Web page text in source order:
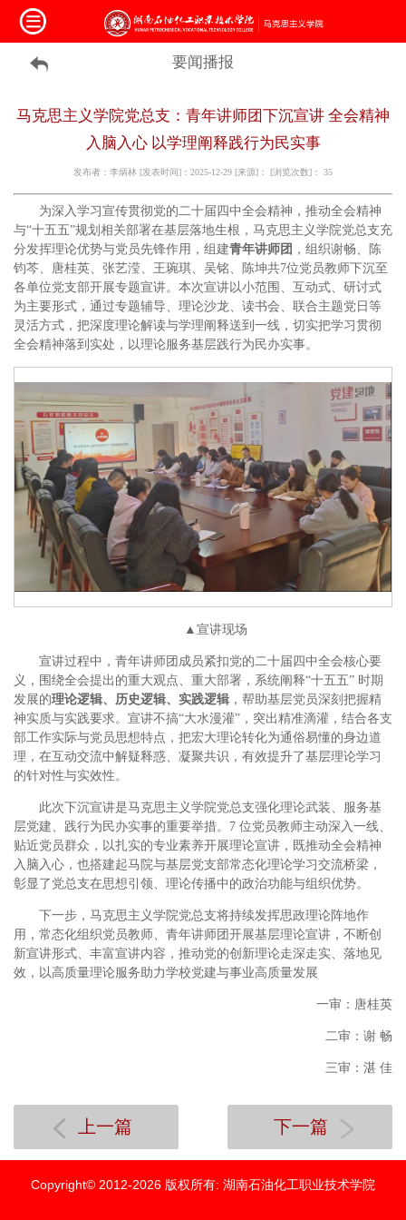
要闻播报
马克思主义学院党总支：青年讲师团下沉宣讲 全会精神
入脑入心 以学理阐释践行为民实事
发布者：李炳林 [发表时间]：2025-12-29 [来源]： [浏览次数]： 35
为深入学习宣传贯彻党的二十届四中全会精神，推动全会精神
与“十五五”规划相关部署在基层落地生根，马克思主义学院党总支充
分发挥理论优势与党员先锋作用，组建青年讲师团 ，组织谢畅、陈
钧芩、唐桂英、张艺滢、王琬琪、吴铭、陈坤共7位党员教师下沉至
各单位党支部开展专题宣讲。本次宣讲以小范围、互动式、研讨式
为主要形式，通过专题辅导、理论沙龙、读书会、联合主题党日等
灵活方式，把深度理论解读与学理阐释送到一线，切实把学习贯彻
全会精神落到实处，以理论服务基层践行为民办实事。
▲宣讲现场
宣讲过程中，青年讲师团成员紧扣党的二十届四中全会核心要
义，围绕全会提出的重大观点、重大部署，系统阐释“十五五” 时期
发展的理论逻辑、历史逻辑、实践逻辑 ，帮助基层党员深刻把握精
神实质与实践要求。宣讲不搞“大水漫灌”，突出精准滴灌，结合各支
部工作实际与党员思想特点，把宏大理论转化为通俗易懂的身边道
理，在互动交流中解疑释惑、凝聚共识，有效提升了基层理论学习
的针对性与实效性。
此次下沉宣讲是马克思主义学院党总支强化理论武装、服务基
层党建、践行为民办实事的重要举措。7 位党员教师主动深入一线、
贴近党员群众，以扎实的专业素养开展理论宣讲，既推动全会精神
入脑入心，也搭建起马院与基层党支部常态化理论学习交流桥梁，
彰显了党总支在思想引领、理论传播中的政治功能与组织优势。
下一步，马克思主义学院党总支将持续发挥思政理论阵地作
用，常态化组织党员教师、青年讲师团开展基层理论宣讲，不断创
新宣讲形式、丰富宣讲内容，推动党的创新理论走深走实、落地见
效，以高质量理论服务助力学校党建与事业高质量发展
一审：唐桂英
二审：谢 畅
三审：湛 佳
上一篇 下一篇
Copyright© 2012-2026 版权所有: 湖南石油化工职业技术学院